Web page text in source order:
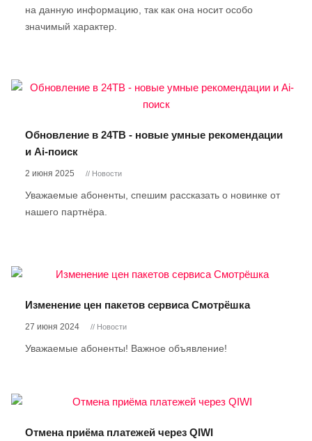
на данную информацию, так как она носит особо
значимый характер.
Обновление в 24ТВ - новые умные рекомендации
и Ai-поиск
2 июня 2025 // Новости
Уважаемые абоненты, спешим рассказать о новинке от
нашего партнёра.
Изменение цен пакетов сервиса Смотрёшка
27 июня 2024 // Новости
Уважаемые абоненты! Важное объявление!
Отмена приёма платежей через QIWI